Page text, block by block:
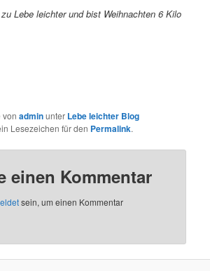
Lebe leichter und bist Weihnachten 6 Kilo
vonadminunter Lebe leichter Blog
Lesezeichen für den Permalink.
einen Kommentar
sein, um einen Kommentar